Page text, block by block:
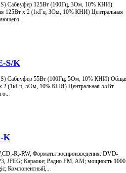
Сабвуфер 125Вт (100Гц, 3Ом, 10% КНИ)
125Вт x 2 (1кГц, 3Ом, 10% КНИ) Центральная
S/K
Сабвуфер 55Вт (100Гц, 5Ом, 10% КНИ)
2 (1кГц, 5Ом, 10% КНИ) Центральная 55Вт
K
R,-RW, Форматы воспроизведения: DVD-
Караоке; Радио FM, AM; мощность 1000
Компонентный,...